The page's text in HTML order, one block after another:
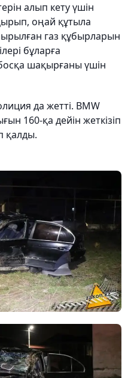
алып кету үшін
оңай құтыла
газ құбырларын
бұларға
шақырғаны үшін
да жетті. BMW
160-қа дейін жеткізіп
қалды.